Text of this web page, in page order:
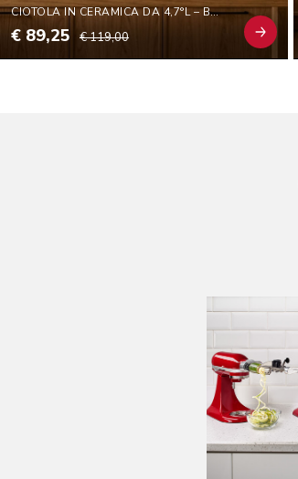
CIOTOLA IN CERAMICA DA 4,7°L – BEEHIVE
€ 89,25 € 119,00